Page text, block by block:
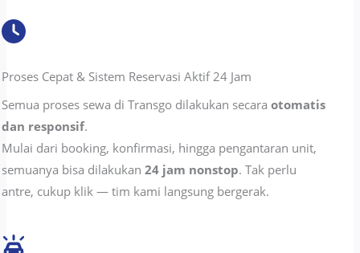
Proses Cepat & Sistem Reservasi Aktif 24 Jam
Semua proses sewa di Transgo dilakukan secaraotomatis
dan responsif.
Mulai dari booking, konfirmasi, hingga pengantaran unit,
semuanya bisa dilakukan24 jam nonstop. Tak perlu
antre, cukup klik — tim kami langsung bergerak.